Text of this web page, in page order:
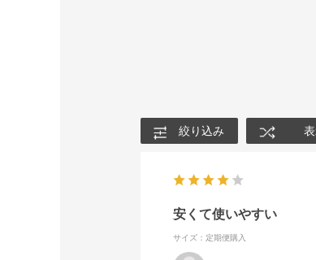
絞り込み
安くて使いやすい
サイズ：定期便購入